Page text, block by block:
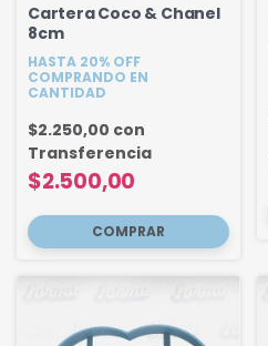
Cartera Coco & Chanel
8cm
HASTA 20% OFF
COMPRANDO EN
CANTIDAD
$2.500,00
$2.250,00 con
Transferencia